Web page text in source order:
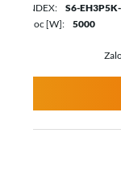
INDEX: S6-
Moc [W]: